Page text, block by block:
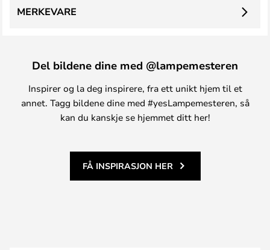
MERKEVARE
Del bildene dine med @lampemesteren
Inspirer og la deg inspirere, fra ett unikt hjem til et
annet. Tagg bildene dine med #yesLampemesteren, så
kan du kanskje se hjemmet ditt her!
FÅ INSPIRASJON HER